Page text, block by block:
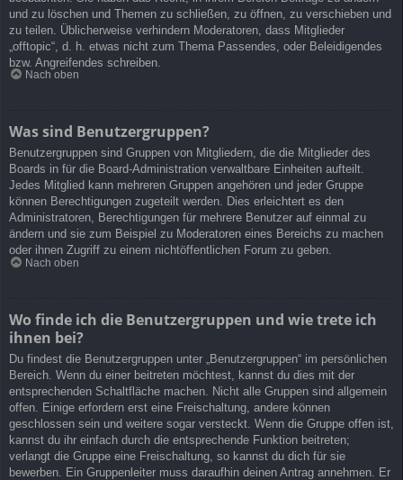
und zu löschen und Themen zu schließen, zu öffnen, zu verschieben und
zu teilen. Üblicherweise verhindern Moderatoren, dass Mitglieder
„offtopic“, d. h. etwas nicht zum Thema Passendes, oder Beleidigendes
bzw. Angreifendes schreiben.
Nach oben
Was sind Benutzergruppen?
Benutzergruppen sind Gruppen von Mitgliedern, die die Mitglieder des
Boards in für die Board-Administration verwaltbare Einheiten aufteilt.
Jedes Mitglied kann mehreren Gruppen angehören und jeder Gruppe
können Berechtigungen zugeteilt werden. Dies erleichtert es den
Administratoren, Berechtigungen für mehrere Benutzer auf einmal zu
ändern und sie zum Beispiel zu Moderatoren eines Bereichs zu machen
oder ihnen Zugriff zu einem nichtöffentlichen Forum zu geben.
Nach oben
Wo finde ich die Benutzergruppen und wie trete ich
ihnen bei?
Du findest die Benutzergruppen unter „Benutzergruppen“ im persönlichen
Bereich. Wenn du einer beitreten möchtest, kannst du dies mit der
entsprechenden Schaltfläche machen. Nicht alle Gruppen sind allgemein
offen. Einige erfordern erst eine Freischaltung, andere können
geschlossen sein und weitere sogar versteckt. Wenn die Gruppe offen ist,
kannst du ihr einfach durch die entsprechende Funktion beitreten;
verlangt die Gruppe eine Freischaltung, so kannst du dich für sie
bewerben. Ein Gruppenleiter muss daraufhin deinen Antrag annehmen. Er